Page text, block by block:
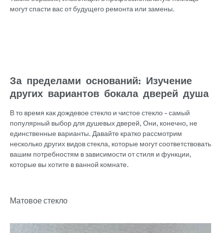
могут спасти вас от будущего ремонта или замены.
За пределами оснований: Изучение
других вариантов бокала дверей душа
В то время как дождевое стекло и чистое стекло - самый
популярный выбор для душевых дверей, Они, конечно, не
единственные варианты. Давайте кратко рассмотрим
несколько других видов стекла, которые могут соответствовать
вашим потребностям в зависимости от стиля и функции,
которые вы хотите в ванной комнате.
Матовое стекло